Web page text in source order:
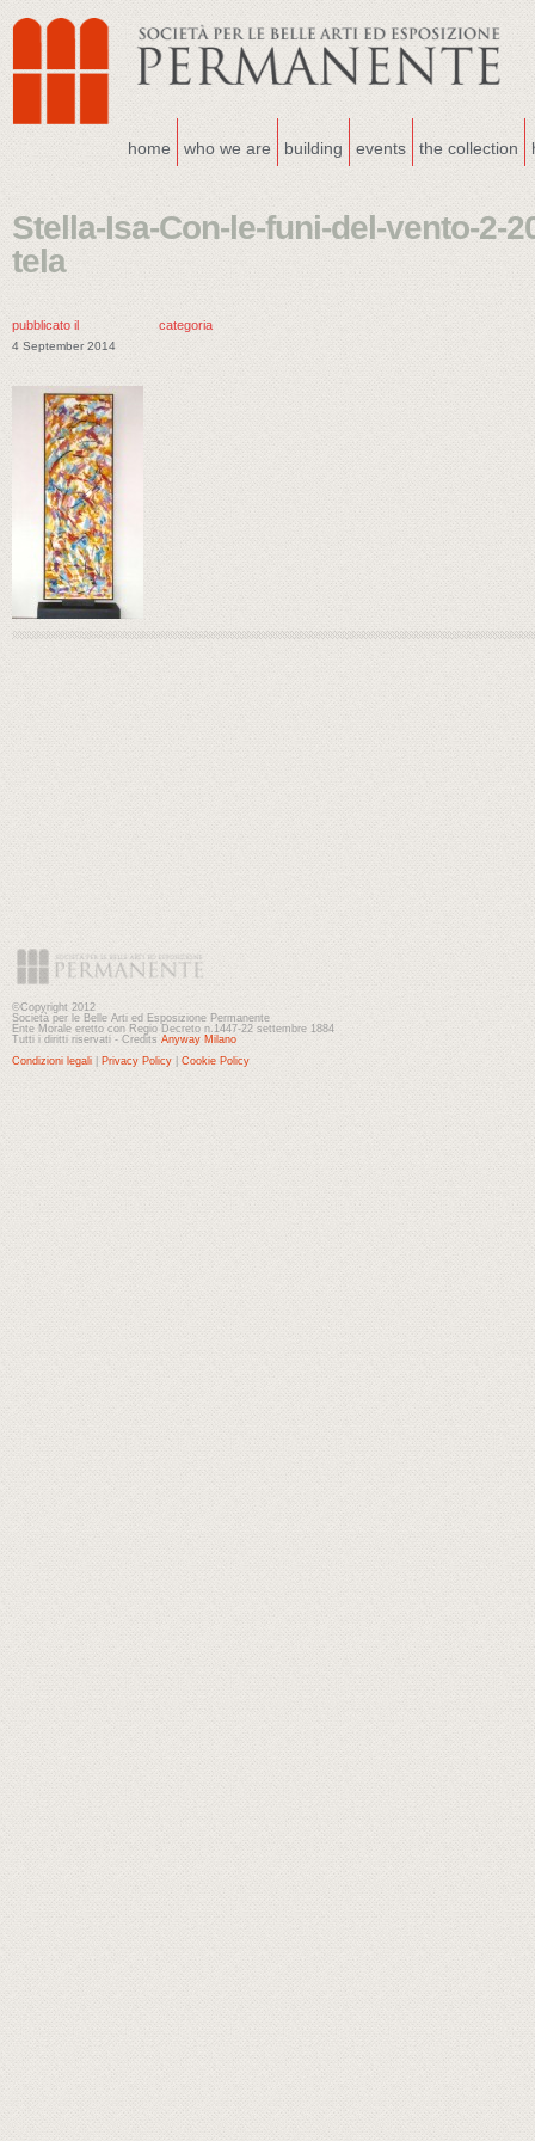
home who we are building events the collection
Stella-Isa-Con-le-funi-del-vento-2-
tela
pubblicato il
4 September 2014
categoria
©Copyright 2012
Società per le Belle Arti ed Esposizione Permanente
Ente Morale eretto con Regio Decreto n.1447-22 settembre 1884
Tutti i diritti riservati - Credits Anyway Milano
Condizioni legali
Privacy Policy Cookie Policy